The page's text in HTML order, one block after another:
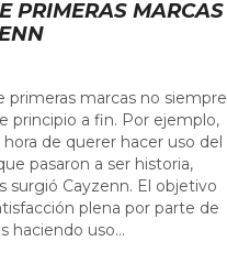
PRIMERAS MARCAS
primeras marcas no siempre
principio a fin. Por ejemplo,
de querer hacer uso del
pasaron a ser historia,
surgió Cayzenn. El objetivo
plena por parte de
haciendo uso...